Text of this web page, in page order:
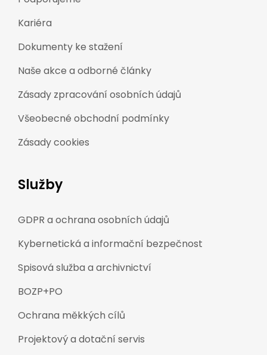
Kariéra
Dokumenty ke stažení
Naše akce a odborné články
Zásady zpracování osobních údajů
Všeobecné obchodní podmínky
Zásady cookies
Služby
GDPR a ochrana osobních údajů
Kybernetická a informační bezpečnost
Spisová služba a archivnictví
BOZP+PO
Ochrana měkkých cílů
Projektový a dotační servis